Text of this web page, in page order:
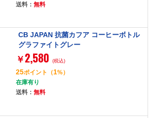
送料： 無料
CB JAPAN 抗菌カフア コーヒーボトル
グラファイトグレー
￥ 2,580 (税込)
25ポイント （1%）
在庫有り
送料： 無料